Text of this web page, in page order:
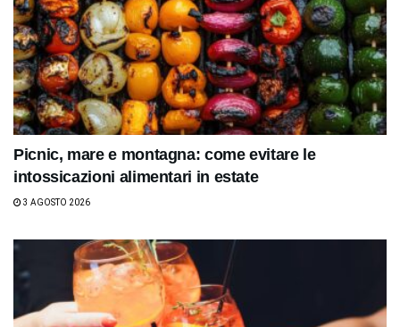
Picnic, mare e montagna: come evitare le
intossicazioni alimentari in estate
3 AGOSTO 2026